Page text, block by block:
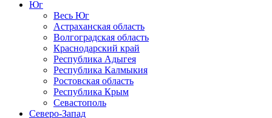
Юг
Весь Юг
Астраханская область
Волгоградская область
Краснодарский край
Республика Адыгея
Республика Калмыкия
Ростовская область
Республика Крым
Севастополь
Северо-Запад